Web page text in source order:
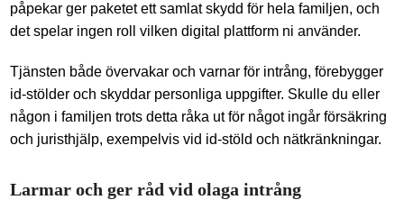
påpekar ger paketet ett samlat skydd för hela familjen, och
det spelar ingen roll vilken digital plattform ni använder.
Tjänsten både övervakar och varnar för intrång, förebygger
id-stölder och skyddar personliga uppgifter. Skulle du eller
någon i familjen trots detta råka ut för något ingår försäkring
och juristhjälp, exempelvis vid id-stöld och nätkränkningar.
Larmar och ger råd vid olaga intrång